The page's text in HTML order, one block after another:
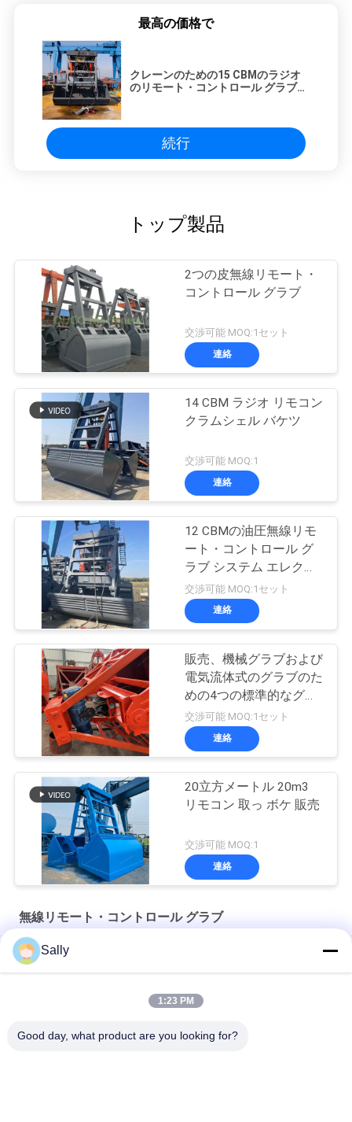
最高の価格で
クレーンのための15 CBMのラジオ
のリモート・コントロール グラブ単
続行
トップ製品
2つの皮無線リモート・
コントロール グラブ
交渉可能 MOQ:1セット
連絡
14 CBM ラジオ リモコン
クラムシェル バケツ
交渉可能 MOQ:1
連絡
12 CBMの油圧無線リモ
ート・コントロール グ
ラブ システム エレクト
ロ
交渉可能 MOQ:1セット
連絡
販売、機械グラブおよび
電気流体式のグラブのた
めの4つの標準的なグラ
ブのバケツ
交渉可能 MOQ:1セット
連絡
20立方メートル 20m3
リモコン 取っ ボケ 販売
交渉可能 MOQ:1
連絡
無線リモート・コントロール グラブ
100mの無線のリモート・コントロール グラブ
Sally
1:23 PM
Good day, what product are you looking for?